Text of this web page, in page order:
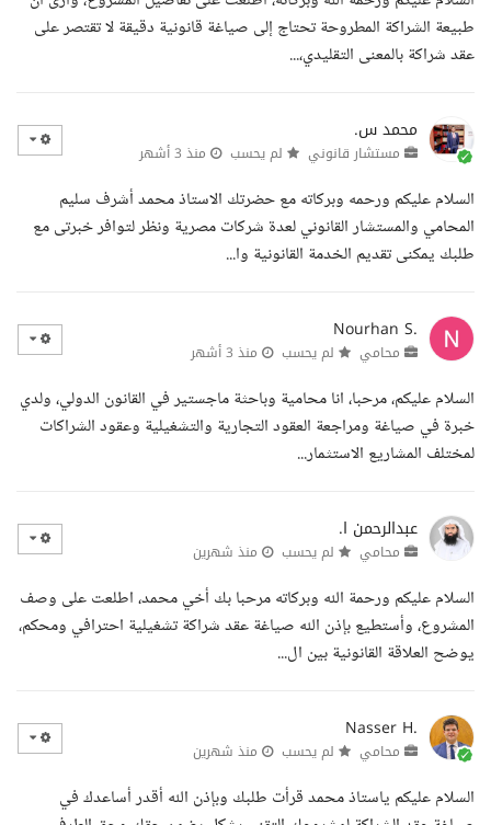
طبيعة الشراكة المطروحة تحتاج إلى صياغة قانونية دقيقة لا تقتصر على
عقد شراكة بالمعنى التقليدي،...
محمد س.
مستشار قانوني لم يحسب منذ 3 أشهر
السلام عليكم ورحمه وبركاته مع حضرتك الاستاذ محمد أشرف سليم
المحامي والمستشار القانوني لعدة شركات مصرية ونظر لتوافر خبرتى مع
طلبك يمكنى تقديم الخدمة القانونية وا...
Nourhan S.
محامي لم يحسب منذ 3 أشهر
السلام عليكم، مرحبا، انا محامية وباحثة ماجستير في القانون الدولي، ولدي
خبرة في صياغة ومراجعة العقود التجارية والتشغيلية وعقود الشراكات
لمختلف المشاريع الاستثمار...
عبدالرحمن ا.
محامي لم يحسب منذ شهرين
السلام عليكم ورحمة الله وبركاته مرحبا بك أخي محمد، اطلعت على وصف
المشروع، وأستطيع بإذن الله صياغة عقد شراكة تشغيلية احترافي ومحكم،
يوضح العلاقة القانونية بين ال...
Nasser H.
محامي لم يحسب منذ شهرين
السلام عليكم ياستاذ محمد قرأت طلبك وبإذن الله أقدر أساعدك في